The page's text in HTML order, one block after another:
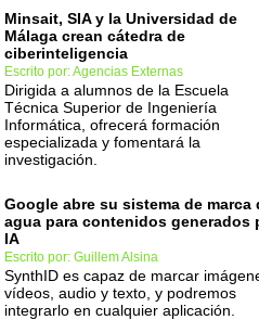
Minsait, SIA y la Universidad de
Málaga crean cátedra de
ciberinteligencia
Escrito por: Agencias Externas
Dirigida a alumnos de la Escuela
Técnica Superior de Ingeniería
Informática, ofrecerá formación
especializada y fomentará la
investigación.
Google abre su sistema de marca
agua para contenidos generados
IA
Escrito por: Guillem Alsina
SynthID es capaz de marcar
vídeos, audio y texto, y podremos
integrarlo en cualquier aplicación.